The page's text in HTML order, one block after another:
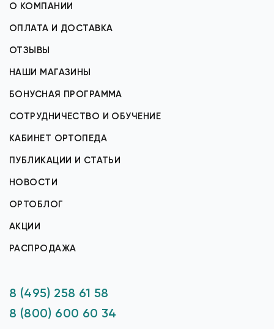
О КОМПАНИИ
ОПЛАТА И ДОСТАВКА
ОТЗЫВЫ
НАШИ МАГАЗИНЫ
БОНУСНАЯ ПРОГРАММА
СОТРУДНИЧЕСТВО И ОБУЧЕНИЕ
КАБИНЕТ ОРТОПЕДА
ПУБЛИКАЦИИ И СТАТЬИ
НОВОСТИ
ОРТОБЛОГ
АКЦИИ
РАСПРОДАЖА
8 (495) 258 61 58
8 (800) 600 60 34